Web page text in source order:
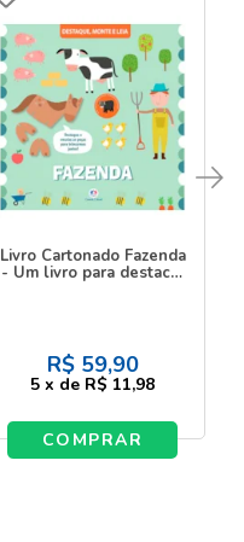
Livro Cartonado Fazenda
- Um livro para destacar
R$ 59,90
5 x de R$ 11,98
COMPRAR